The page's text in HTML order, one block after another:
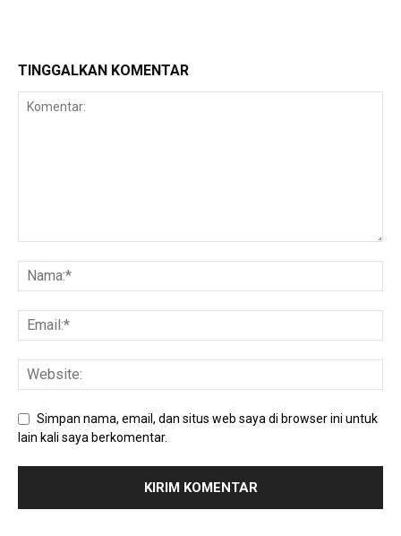
TINGGALKAN KOMENTAR
Simpan nama, email, dan situs web saya di browser ini untuk
lain kali saya berkomentar.